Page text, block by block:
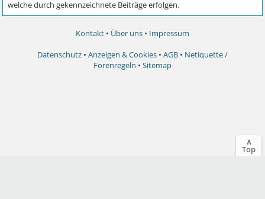
Kontakt • Über uns • Impressum
Datenschutz • Anzeigen & Cookies • AGB • Netiquette /
Forenregeln • Sitemap
∧
Top